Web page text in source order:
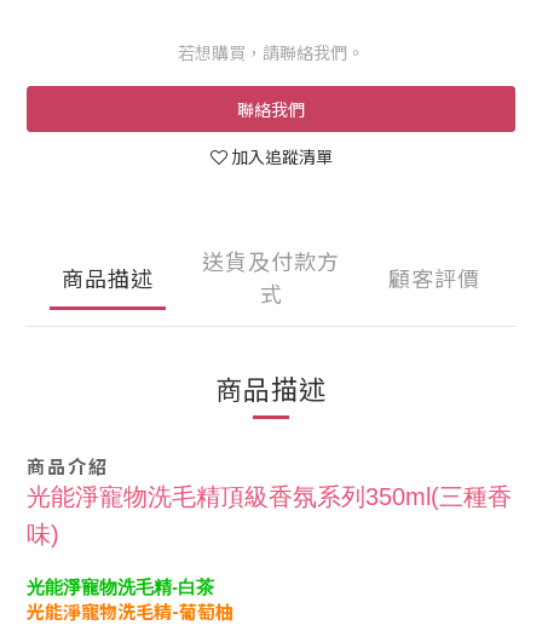
若想購買，請聯絡我們。
聯絡我們
加入追蹤清單
商品描述
送貨及付款方
式
顧客評價
商品描述
商品介紹
光能淨寵物洗毛精頂級香氛系列350ml(三種香
味)
光能淨寵物洗毛精-白茶
光能淨寵物洗毛精-葡萄柚